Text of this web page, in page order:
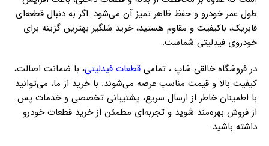
طول عمر خودرو و حفظ ظاهر تمیز آن می‌شود. اگر به دنبال قطعه‌ای
فابریک، باکیفیت و مقاوم هستید، خرید شلگیر بهترین گزینه برای
خودروی فیدلیتی شماست.
در فروشگاه خالقی شاپ ، تمامی قطعات فیدلیتی، با ضمانت اصالت،
کیفیت بالا و قیمت مناسب عرضه می‌شوند. با خرید از ما، می‌توانید
با اطمینان خاطر از ارسال سریع، پشتیبانی تخصصی و خدمات پس
از فروش بهره‌مند شوید و تجربه‌ای مطمئن از خرید قطعات خودرو
داشته باشید.